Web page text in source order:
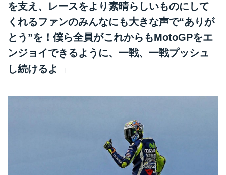
を支え、レースをより素晴らしいものにして
くれるファンのみんなにも大きな声で“ありが
とう”を！僕ら全員がこれからもMotoGPをエ
ンジョイできるように、一戦、一戦プッシュ
し続けるよ
」